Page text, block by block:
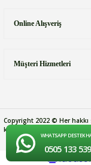
Online Alışveriş
Müşteri Hizmetleri
Copyright 2022 © Her hakkı
korunmaktadır.
WHATSAPP DESTEK
0505 133